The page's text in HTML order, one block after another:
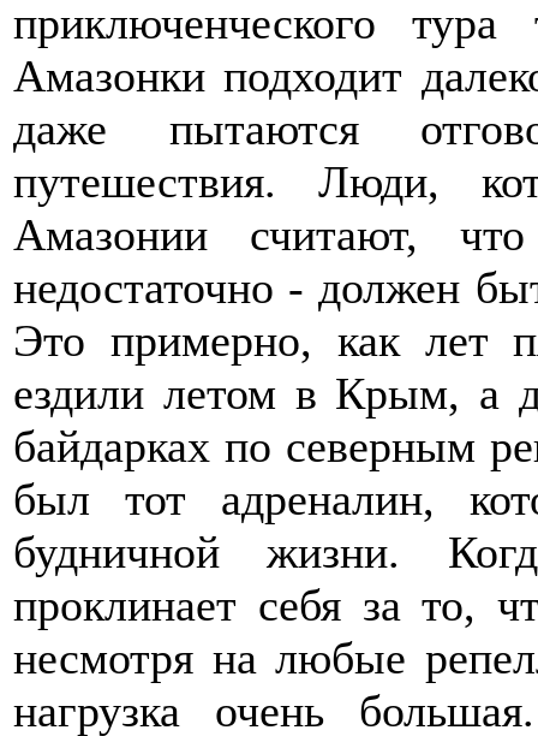
приключенческого
Амазонки подходит
даже пытаются
путешествия. Люди,
Амазонии считают,
недостаточно - должен
Это примерно, как лет
ездили летом в Крым, а
байдарках по северным
был тот адреналин,
будничной жизни.
проклинает себя за то,
несмотря на любые
нагрузка очень